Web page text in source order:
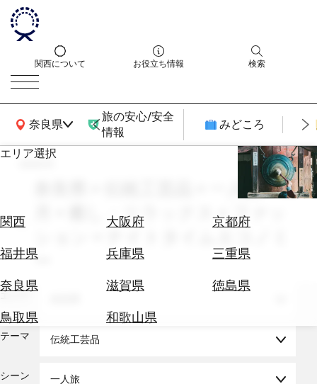
関西について お役立ち情報 検索
奈良県
関西広域MAP
旅の安心/安全
情報
みどころ
エリア選択
関西 大阪府
京都府
福井県
兵庫県
三重県
奈良県
滋賀県
徳島県
鳥取県
和歌山県
エ
券
テ
を
search
奈良県 × 伝統工芸品 × 一人旅 × 10
月 × 癒し・リラックス × ファッ
ー
エリア
テーマ 伝統工芸品
シーン 一人旅